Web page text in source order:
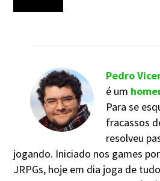
Pedro
é um
Para se
fracassos
resolveu
jogando. Iniciado nos games
JRPGs, hoje em dia joga de